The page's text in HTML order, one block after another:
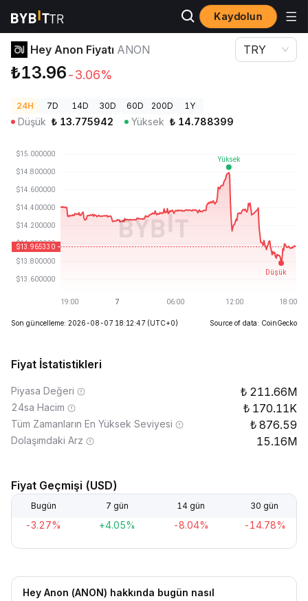
Kaydolun
Kripto Fiyatları
Hey Anon Fiyatı ANON
₺13.96-3.06%
TRY
24H 7D 14D 30D 60D 200D 1Y
Düşük ₺ 13.775942 Yüksek ₺ 14.788399
Son güncelleme: 2026-08-07 18:12:47 (UTC+0) Source of data: CoinGecko
Fiyat İstatistikleri
Piyasa Değeri 211.66M
24sa Hacim 170.11K
Tüm Zamanların En Yüksek Seviyesi 876.59
Dolaşımdaki Arz 15.16M
Fiyat Geçmişi (USD)
Bugün 7 gün 14 gün 30 gün
-3.27% +4.05% -8.04% -14.78%
Hey Anon (ANON) hakkında bugün nasıl